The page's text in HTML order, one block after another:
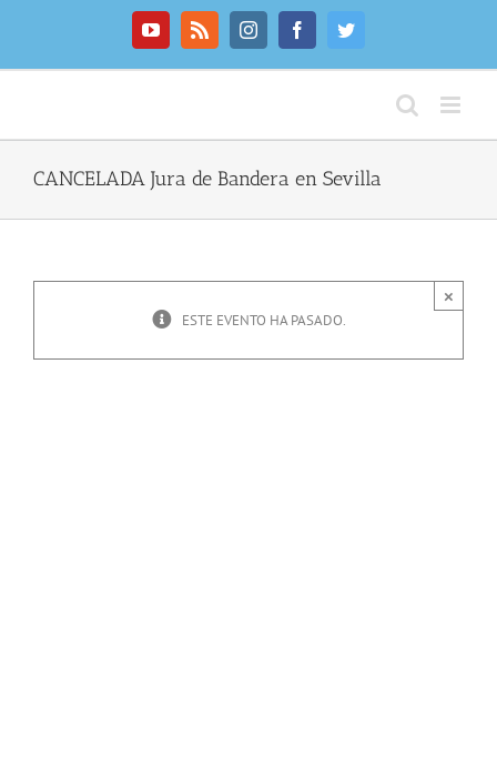
YouTubeRss InstagramFacebookTwitter
CANCELADA Jura de Bandera en Sevilla
ESTE EVENTO HA PASADO.
×